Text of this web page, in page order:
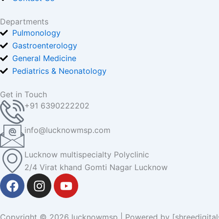
Departments
Pulmonology
Gastroenterology
General Medicine
Pediatrics & Neonatology
Get in Touch
+91 6390222202
info@lucknowmsp.com
Lucknow multispecialty Polyclinic
2/4 Virat khand Gomti Nagar Lucknow
F
a
e
I
n
t
Y
o
t
Copyright © 2026 lucknowmsp | Powered by